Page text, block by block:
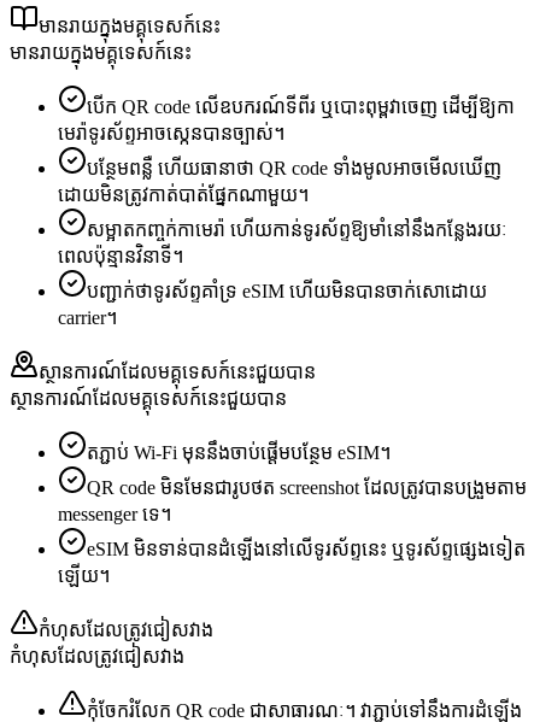
មានរាយក្នុងមគ្គុទេសក៍នេះ
មានរាយក្នុងមគ្គុទេសក៍នេះ
បើក QR code លើឧបករណ៍ទីពីរ ឬបោះពុម្ពវាចេញ ដើម្បីឱ្យកា
មេរ៉ាទូរស័ព្ទអាចស្កេនបានច្បាស់។
បន្ថែមពន្លឺ ហើយធានាថា QR code ទាំងមូលអាចមើលឃើញ
ដោយមិនត្រូវកាត់បាត់ផ្នែកណាមួយ។
សម្អាតកញ្ចក់កាមេរ៉ា ហើយកាន់ទូរស័ព្ទឱ្យមាំនៅនឹងកន្លែងរយៈ
ពេលប៉ុន្មានវិនាទី។
បញ្ជាក់ថាទូរស័ព្ទគាំទ្រ eSIM ហើយមិនបានចាក់សោដោយ
carrier។
ស្ថានការណ៍ដែលមគ្គុទេសក៍នេះជួយបាន
ស្ថានការណ៍ដែលមគ្គុទេសក៍នេះជួយបាន
តភ្ជាប់ Wi-Fi មុននឹងចាប់ផ្តើមបន្ថែម eSIM។
QR code មិនមែនជារូបថត screenshot ដែលត្រូវបានបង្រួមតាម
messenger ទេ។
eSIM មិនទាន់បានដំឡើងនៅលើទូរស័ព្ទនេះ ឬទូរស័ព្ទផ្សេងទៀត
ឡើយ។
កំហុសដែលត្រូវជៀសវាង
កំហុសដែលត្រូវជៀសវាង
កុំចែករំលែក QR code ជាសាធារណៈ។ វាភ្ជាប់ទៅនឹងការដំឡើង